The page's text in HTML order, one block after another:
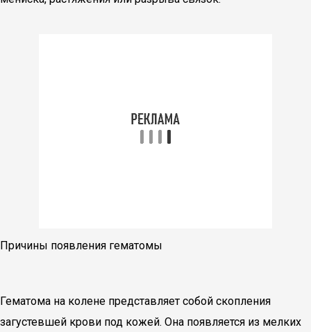
Причины появления гематомы
Гематома на колене представляет собой скопления
загустевшей крови под кожей. Она появляется из мелких